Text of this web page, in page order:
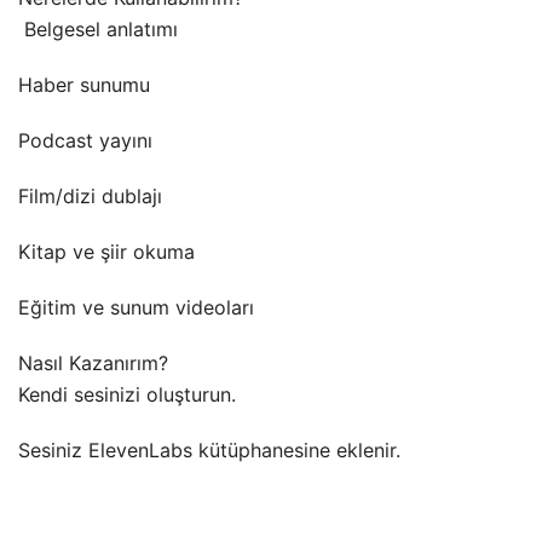
️ Belgesel anlatımı
Haber sunumu
Podcast yayını
Film/dizi dublajı
Kitap ve şiir okuma
Eğitim ve sunum videoları
Nasıl Kazanırım?
Kendi sesinizi oluşturun.
Sesiniz ElevenLabs kütüphanesine eklenir.